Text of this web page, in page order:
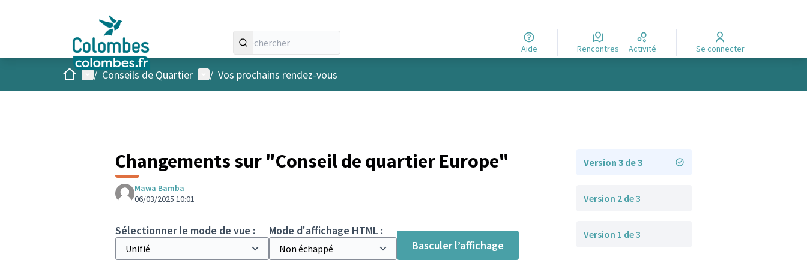
Aide Rencontres Activité Se connecter
AccueilMenu principal
/ Conseils de Quartier Menu utilisateur
/ Vos prochains rendez-vous
Changements sur "Conseil de quartier Europe"
Mawa Bamba
06/03/2025 10:01
Sélectionner le mode de vue :
Mode d'affichage HTML :
Basculer l’affichage
Version 3 de 3
Version 2 de 3
Version 1 de 3